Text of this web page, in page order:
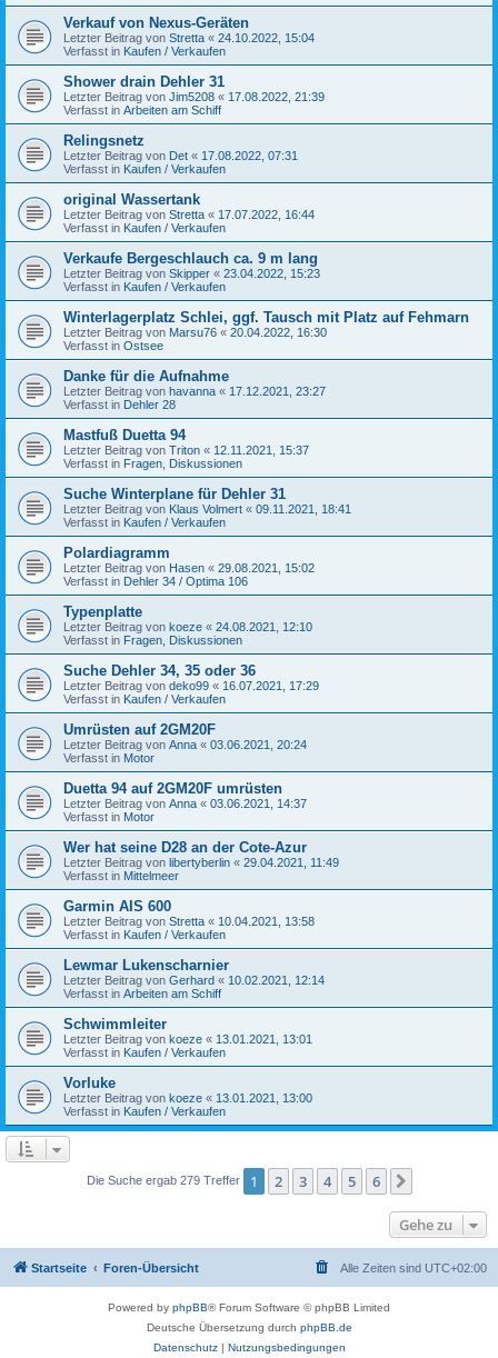
Verkauf von Nexus-Geräten
Letzter Beitrag von Stretta « 24.10.2022, 15:04
Verfasst in Kaufen / Verkaufen
Shower drain Dehler 31
Letzter Beitrag von Jim5208 « 17.08.2022, 21:39
Verfasst in Arbeiten am Schiff
Relingsnetz
Letzter Beitrag von Det « 17.08.2022, 07:31
Verfasst in Kaufen / Verkaufen
original Wassertank
Letzter Beitrag von Stretta « 17.07.2022, 16:44
Verfasst in Kaufen / Verkaufen
Verkaufe Bergeschlauch ca. 9 m lang
Letzter Beitrag von Skipper « 23.04.2022, 15:23
Verfasst in Kaufen / Verkaufen
Winterlagerplatz Schlei, ggf. Tausch mit Platz auf Fehmarn
Letzter Beitrag von Marsu76 « 20.04.2022, 16:30
Verfasst in Ostsee
Danke für die Aufnahme
Letzter Beitrag von havanna « 17.12.2021, 23:27
Verfasst in Dehler 28
Mastfuß Duetta 94
Letzter Beitrag von Triton « 12.11.2021, 15:37
Verfasst in Fragen, Diskussionen
Suche Winterplane für Dehler 31
Letzter Beitrag von Klaus Volmert « 09.11.2021, 18:41
Verfasst in Kaufen / Verkaufen
Polardiagramm
Letzter Beitrag von Hasen « 29.08.2021, 15:02
Verfasst in Dehler 34 / Optima 106
Typenplatte
Letzter Beitrag von koeze « 24.08.2021, 12:10
Verfasst in Fragen, Diskussionen
Suche Dehler 34, 35 oder 36
Letzter Beitrag von deko99 « 16.07.2021, 17:29
Verfasst in Kaufen / Verkaufen
Umrüsten auf 2GM20F
Letzter Beitrag von Anna « 03.06.2021, 20:24
Verfasst in Motor
Duetta 94 auf 2GM20F umrüsten
Letzter Beitrag von Anna « 03.06.2021, 14:37
Verfasst in Motor
Wer hat seine D28 an der Cote-Azur
Letzter Beitrag von libertyberlin « 29.04.2021, 11:49
Verfasst in Mittelmeer
Garmin AIS 600
Letzter Beitrag von Stretta « 10.04.2021, 13:58
Verfasst in Kaufen / Verkaufen
Lewmar Lukenscharnier
Letzter Beitrag von Gerhard « 10.02.2021, 12:14
Verfasst in Arbeiten am Schiff
Schwimmleiter
Letzter Beitrag von koeze « 13.01.2021, 13:01
Verfasst in Kaufen / Verkaufen
Vorluke
Letzter Beitrag von koeze « 13.01.2021, 13:00
Verfasst in Kaufen / Verkaufen
Die Suche ergab 279 Treffer 1 2 3 4 5 6
Gehe zu
Startseite Foren-Übersicht Alle Zeiten sind UTC+02:00
Powered by phpBB® Forum Software © phpBB Limited
Deutsche Übersetzung durch phpBB.de
Datenschutz| Nutzungsbedingungen